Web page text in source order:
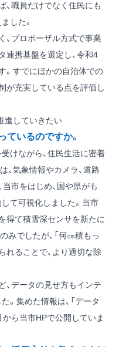
、職員だけでなく住民にも
した。
、プロポーザル方式で事業
連携基盤を選定し、令和4
。すでにほかの自治体での
が充実している点を評価し
進していきたい
いるのですか。
けながら、住民生活に密着
、気象情報やカメラ、道路
市をはじめ、国や県がも
て可視化しました。当市
得て積雪深センサを新たに
みでしたが、「何㎝積もっ
れることで、より適切な除
、データの見せ方もインテ
。集めた情報は、「データ
ら当市HPで公開していま